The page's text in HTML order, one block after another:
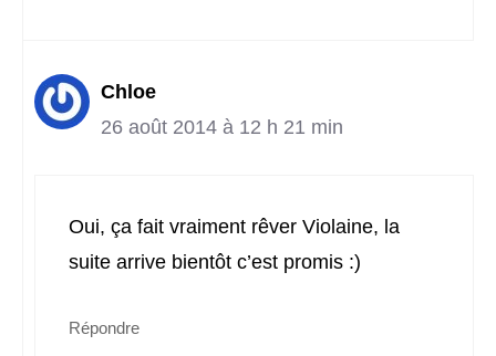
Chloe
26 août 2014 à 12 h 21 min
Oui, ça fait vraiment rêver Violaine, la
suite arrive bientôt c’est promis :)
Répondre